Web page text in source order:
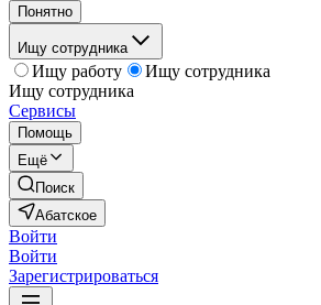
Понятно
Ищу сотрудника
Ищу работу
Ищу сотрудника
Ищу сотрудника
Сервисы
Помощь
Ещё
Поиск
Абатское
Войти
Войти
Зарегистрироваться